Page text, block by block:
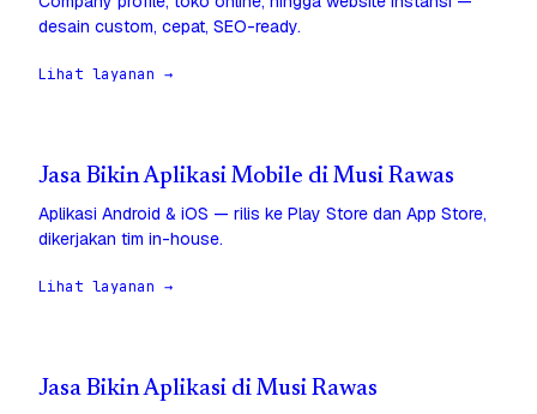
desain custom, cepat, SEO-ready.
Lihat layanan →
Jasa Bikin Aplikasi Mobile di Musi Rawas
Aplikasi Android & iOS — rilis ke Play Store dan App Store,
dikerjakan tim in-house.
Lihat layanan →
Jasa Bikin Aplikasi di Musi Rawas